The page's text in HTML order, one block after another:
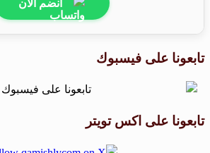
تابعونا على فيسبوك
تابعونا على اكس تويتر